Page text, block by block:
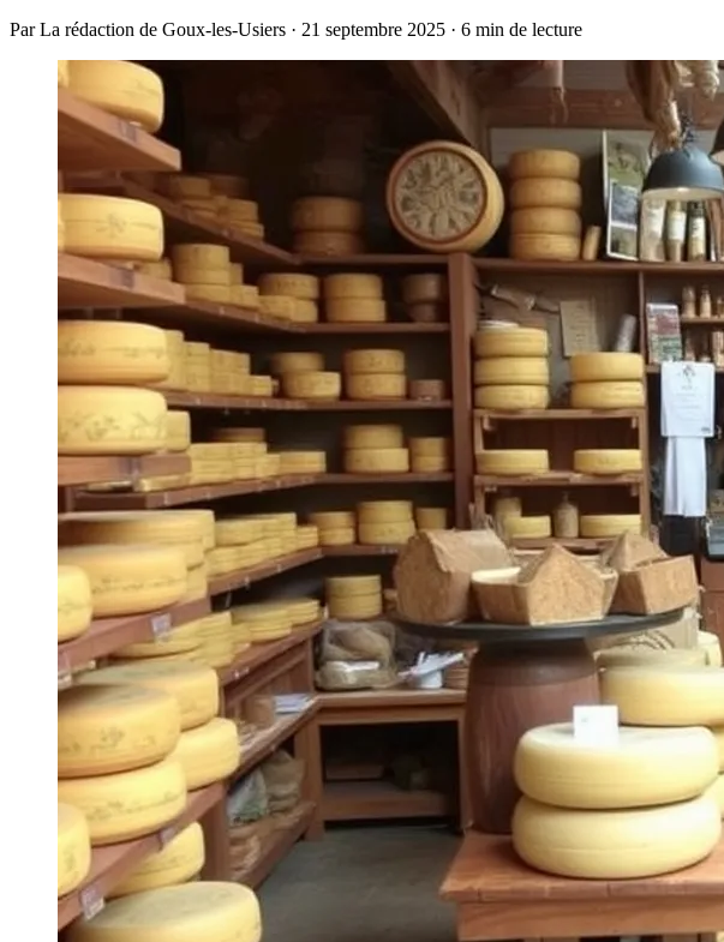
Par La rédaction de Goux-les-Usiers · 21 septembre 2025 · 6 min de lecture